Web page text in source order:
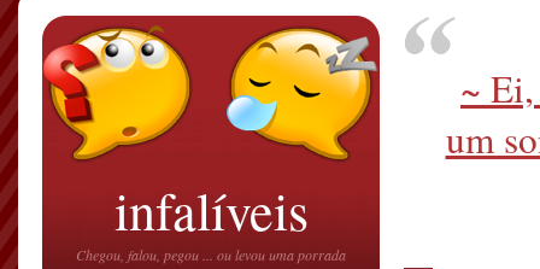
~
um
infalíveis
Chegou, falou, pegou ... ou levou uma porrada